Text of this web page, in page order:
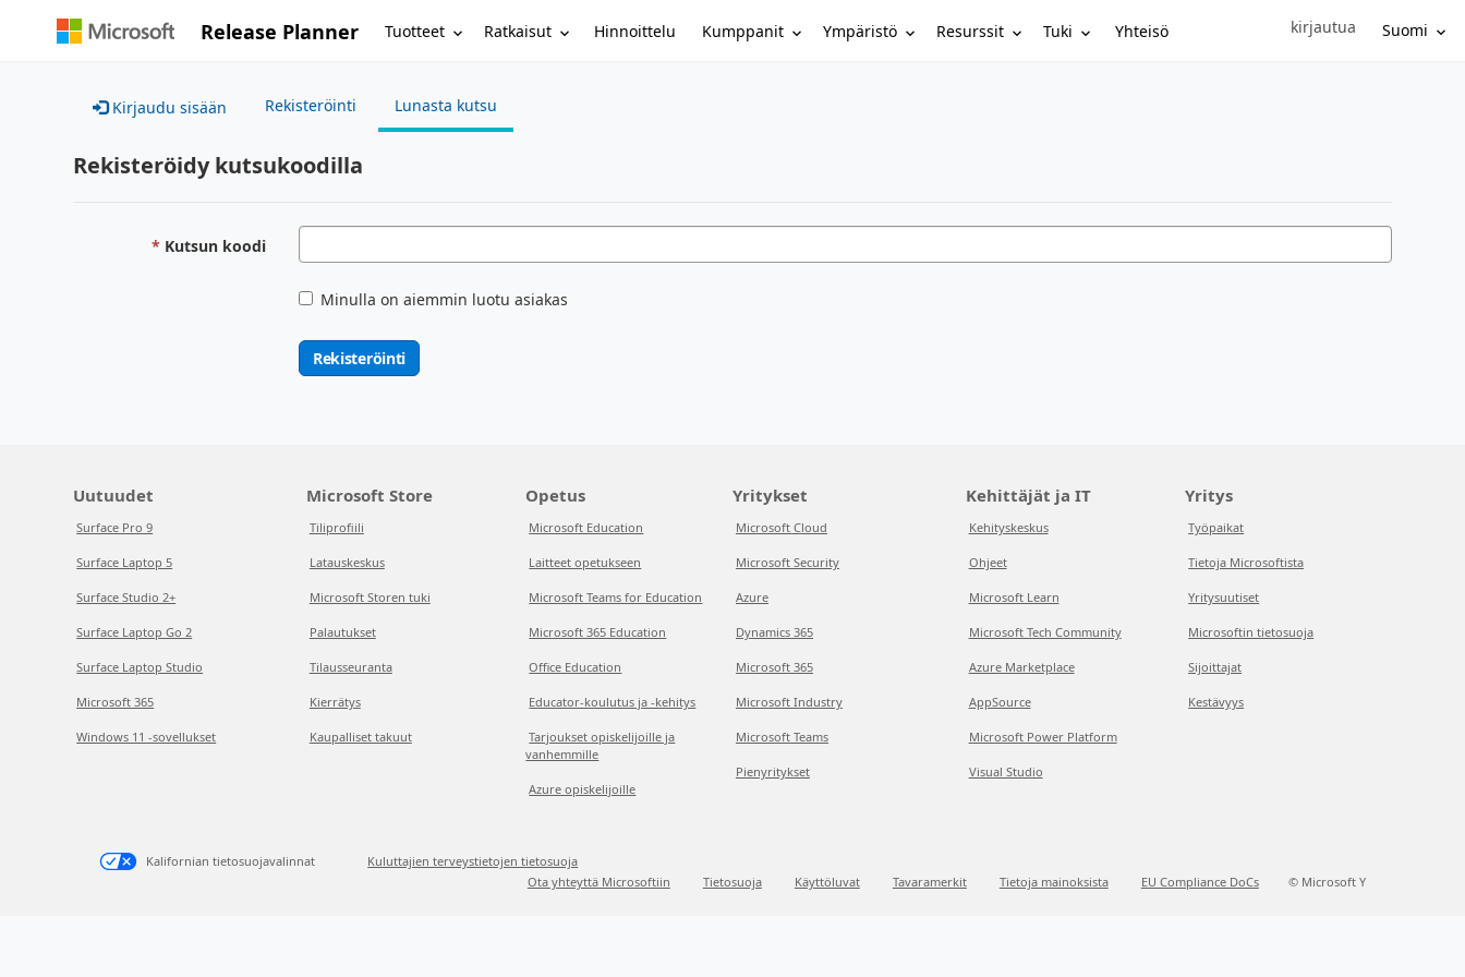
Release Planner Tuotteet Ratkaisut Hinnoittelu Kumppanit Ympäristö Resurssit Tuki Yhteisö Sign in to your account
kirjautua Suomi
Kirjaudu sisään Rekisteröinti Lunasta kutsu
Rekisteröidy kutsukoodilla
Kutsun koodi
Minulla on aiemmin luotu asiakas
Rekisteröinti
Uutuudet
Surface Pro 9
Surface Laptop 5
Surface Studio 2+
Surface Laptop Go 2
Surface Laptop Studio
Microsoft 365
Windows 11 -sovellukset
Microsoft Store
Tiliprofiili
Latauskeskus
Microsoft Storen tuki
Palautukset
Tilausseuranta
Kierrätys
Kaupalliset takuut
Opetus
Microsoft Education
Laitteet opetukseen
Microsoft Teams for Education
Microsoft 365 Education
Office Education
Educator-koulutus ja -kehitys
Tarjoukset opiskelijoille ja
vanhemmille
Azure opiskelijoille
Yritykset
Microsoft Cloud
Microsoft Security
Azure
Dynamics 365
Microsoft 365
Microsoft Industry
Microsoft Teams
Pienyritykset
Kehittäjät ja IT
Kehityskeskus
Ohjeet
Microsoft Learn
Microsoft Tech Community
Azure Marketplace
AppSource
Microsoft Power Platform
Visual Studio
Yritys
Työpaikat
Tietoja Microsoftista
Yritysuutiset
Microsoftin tietosuoja
Sijoittajat
Kestävyys
Kalifornian tietosuojavalinnat
Kuluttajien terveystietojen tietosuoja
Ota yhteyttä Microsoftiin
Tietosuoja Käyttöluvat Tavaramerkit Tietoja mainoksista EU Compliance DoCs © Microsoft Y